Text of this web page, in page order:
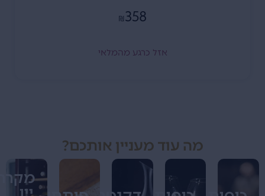
₪358
אזל כרגע מהמלאי
מה עוד מעניין אותכם?
מקררי